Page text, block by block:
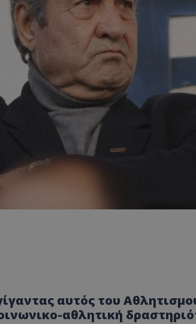
αυτός του
αθλητική